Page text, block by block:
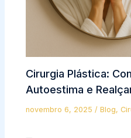
Cirurgia Plástica:
Autoestima e
novembro 6, 2025 /Blog,